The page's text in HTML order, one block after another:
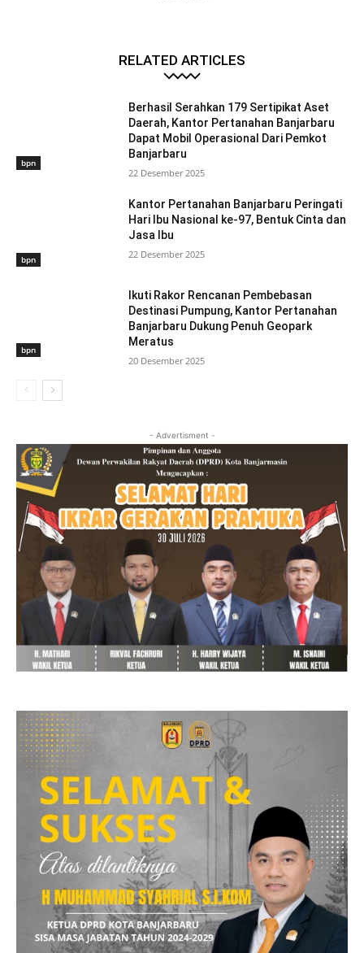
RELATED ARTICLES
bpn
Berhasil Serahkan 179 Sertipikat Aset
Daerah, Kantor Pertanahan Banjarbaru
Dapat Mobil Operasional Dari Pemkot
Banjarbaru
22 Desember 2025
bpn
Kantor Pertanahan Banjarbaru Peringati
Hari Ibu Nasional ke-97, Bentuk Cinta dan
Jasa Ibu
22 Desember 2025
bpn
Ikuti Rakor Rencanan Pembebasan
Destinasi Pumpung, Kantor Pertanahan
Banjarbaru Dukung Penuh Geopark
Meratus
20 Desember 2025
- Advertisment -